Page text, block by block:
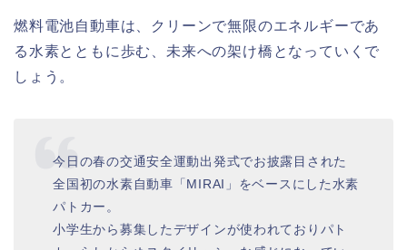
燃料電池自動車は、クリーンで無限のエネルギーであ
る水素とともに歩む、未来への架け橋となっていくで
しょう。
今日の春の交通安全運動出発式でお披露目された
全国初の水素自動車「MIRAI」をベースにした水素
パトカー。
小学生から募集したデザインが使われておりパト